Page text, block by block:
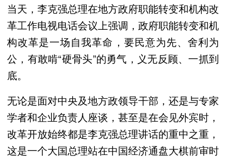
当天，李克强总理在地方政府职能转变和机构改
革工作电视电话会议上强调，政府职能转变和机
构改革是一场自我革命，要民意为先、舍利为
公，有敢啃“硬骨头”的勇气，义无反顾、一抓到
底。
无论是面对中央及地方政领导干部，还是与专家
学者和企业负责人座谈，甚至是在会见外宾时，
改革开放始终都是李克强总理讲话的重中之重，
这是一个大国总理站在中国经济通盘大棋前审时